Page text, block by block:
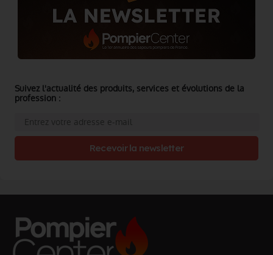
Suivez l'actualité des produits, services et évolutions de la
profession :
Recevoir la newsletter